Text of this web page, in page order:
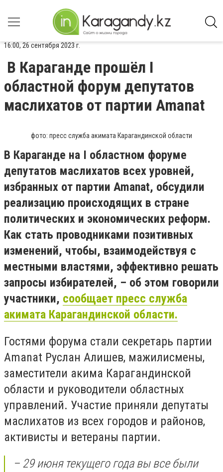
16:00, 26 сентября 2023 г.
В Караганде прошёл I
областной форум депутатов
маслихатов от партии Amanat
фото: пресс служба акимата Карагандинской области
В Караганде на I областном форуме
депутатов маслихатов всех уровней,
избранных от партии Amanat, обсудили
реализацию происходящих в стране
политических и экономических реформ.
Как стать проводниками позитивных
изменений, чтобы, взаимодействуя с
местными властями, эффективно решать
запросы избирателей, – об этом говорили
участники, сообщает пресс служба
акимата Карагандинской области.
Гостями форума стали секретарь партии
Amanat Руслан Алишев, мажилисмены,
заместители акима Карагандинской
области и руководители областных
управлений. Участие приняли депутаты
маслихатов из всех городов и районов,
активисты и ветераны партии.
– 29 июня текущего года вы все были